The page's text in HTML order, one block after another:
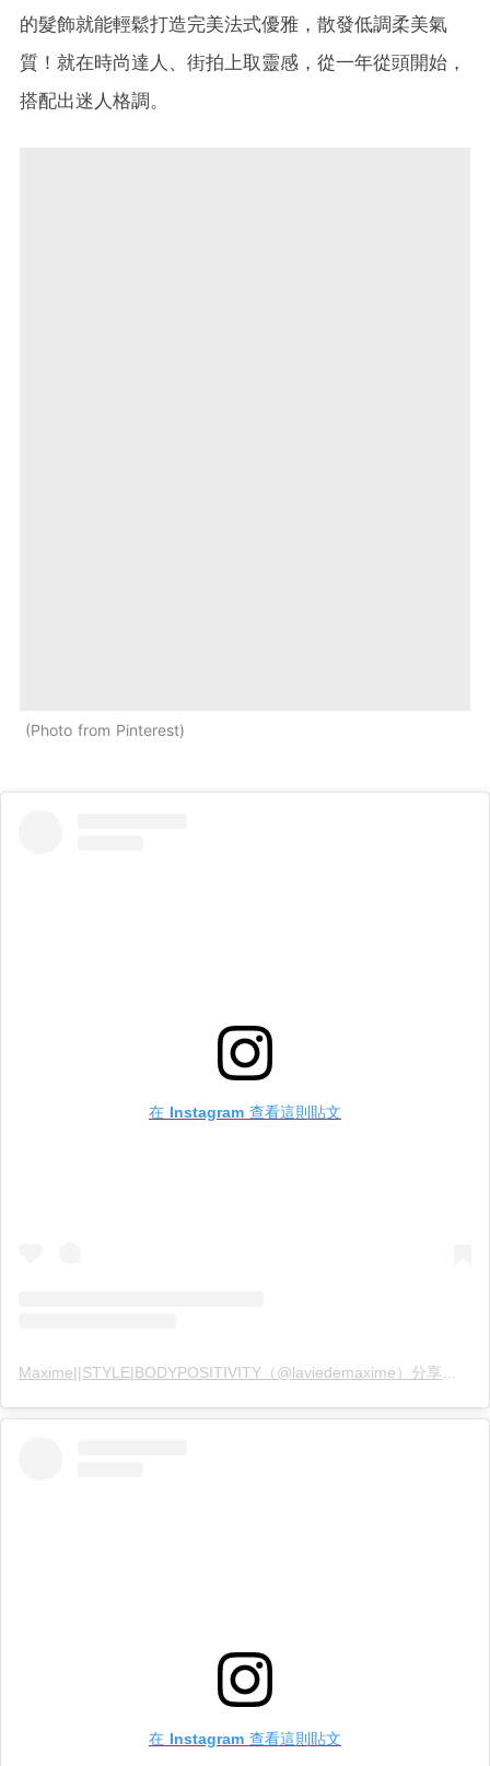
的髮飾就能輕鬆打造完美法式優雅，散發低調柔美氣
質！就在時尚達人、街拍上取靈感，從一年從頭開始，
搭配出迷人格調。
Photo from Pinterest
在 Instagram 查看這則貼文
在 Instagram 查看這則貼文